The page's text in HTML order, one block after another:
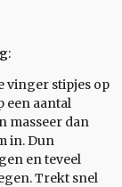
:
vinger stipjes op
een aantal
masseer dan
in. Dun
en teveel
Trekt snel